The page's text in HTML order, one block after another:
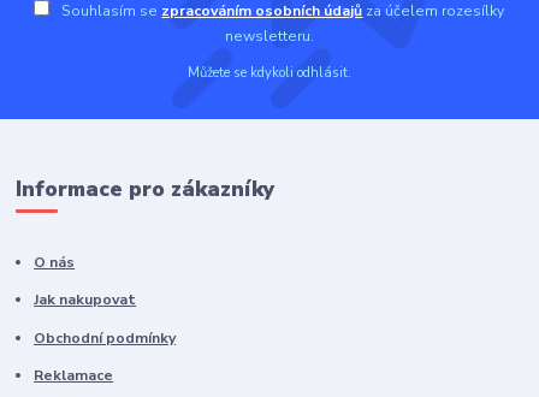
Souhlasím se zpracováním osobních údajů za účelem rozesílky
newsletteru.
Můžete se kdykoli odhlásit.
Informace pro zákazníky
O nás
Jak nakupovat
Obchodní podmínky
Reklamace